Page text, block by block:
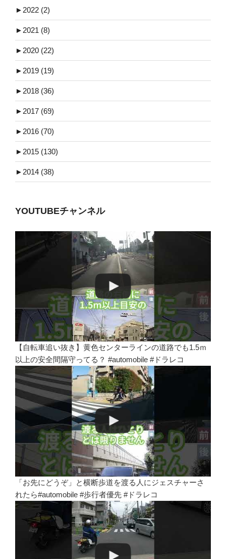
► 2022 (2)
► 2021 (8)
► 2020 (22)
► 2019 (19)
► 2018 (36)
► 2017 (69)
► 2016 (70)
► 2015 (130)
► 2014 (38)
YOUTUBEチャンネル
【自転車追い抜き】黄色センターラインの道路でも1.5ｍ
以上の安全間隔守ってる？ #automobile #ドラレコ
「お先にどうぞ」と横断歩道を渡る人にジェスチャーさ
れたら#automobile #歩行者優先 #ドラレコ